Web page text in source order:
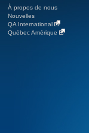
À propos de nous
Nouvelles
QA International
Québec Amérique